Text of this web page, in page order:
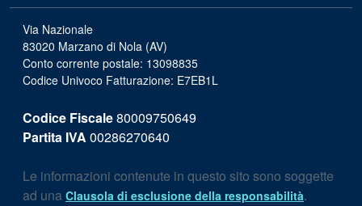
Via Nazionale
83020 Marzano di Nola (AV)
Conto corrente postale: 13098835
Codice Univoco Fatturazione: E7EB1L
Codice Fiscale80009750649
Partita IVA 00286270640
Le informazioni contenute in questo sito sono soggette
ad una Clausola di esclusione della responsabilità.